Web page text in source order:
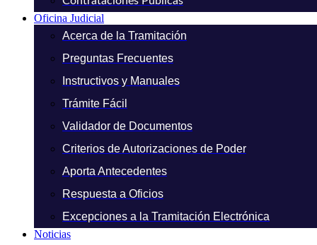
Oficina Judicial
Acerca de la Tramitación
Preguntas Frecuentes
Instructivos y Manuales
Trámite Fácil
Validador de Documentos
Criterios de Autorizaciones de Poder
Aporta Antecedentes
Respuesta a Oficios
Excepciones a la Tramitación Electrónica
Noticias